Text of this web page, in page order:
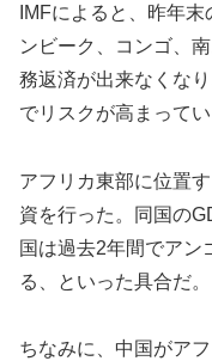
IMFによると、昨年
ンビーク、コンゴ、
務返済が出来なくな
でリスクが高まってい
アフリカ東部に位置
資を行った。同国の
国は過去2年間でアン
る、といった具合だ。
ちなみに、中国がア